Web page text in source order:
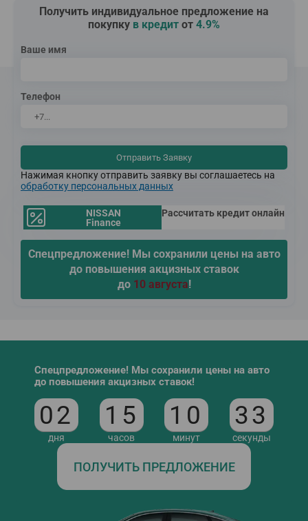
Получить индивидуальное предложение на
покупку в кредит от 4.9%
Ваше имя
Телефон
Отправить Заявку
Нажимая кнопку отправить заявку вы соглашаетесь на
обработку персональных данных
NISSAN
Finance
Рассчитать кредит онлайн
Спецпредложение! Мы сохранили цены на авто
до повышения акцизных ставок
до 10 августа!
Спецпредложение! Мы сохранили цены на авто
до повышения акцизных ставок!
02
дня
15
часов
10
минут
32
секунды
ПОЛУЧИТЬ ПРЕДЛОЖЕНИЕ